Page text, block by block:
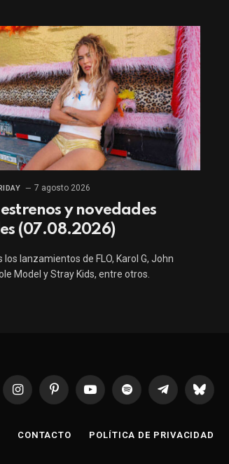
7 agosto 2026
estrenos y novedades
(07.08.2026)
los lanzamientos de FLO, Karol G, John
Model y Stray Kids, entre otros.
InstagramPinterestYouTubeSpotify TelegramaBluesky
CONTACTO POLÍTICA DE PRIVACIDAD